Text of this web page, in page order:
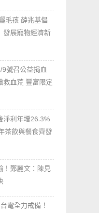
毛孩 薛兆基倡
展寵物經濟新
9號召公益捐血
救血荒 豐富限定
淨利年增26.3%
茶飲與餐食齊發
！鄭麗文：陳見
電全力戒備！